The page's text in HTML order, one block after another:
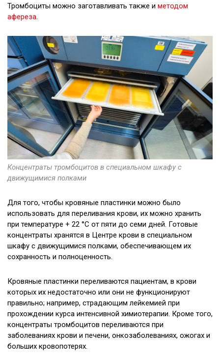
Тромбоциты можно заготавливать также и методом
афереза.
Концентраты тромбоцитов в специальном шкафу с
движущимися полками
Для того, чтобы кровяные пластинки можно было
использовать для переливания крови, их можно хранить
при температуре + 22 °С от пяти до семи дней. Готовые
концентраты хранятся в Центре крови в специальном
шкафу с движущимися полками, обеспечивающем их
сохранность и полноценность.
Кровяные пластинки переливаются пациентам, в крови
которых их недостаточно или они не функционируют
правильно; например, страдающим лейкемией при
прохождении курса интенсивной химиотерапии. Кроме того,
концентраты тромбоцитов переливаются при
заболеваниях крови и печени, онкозаболеваниях, ожогах и
больших кровопотерях.